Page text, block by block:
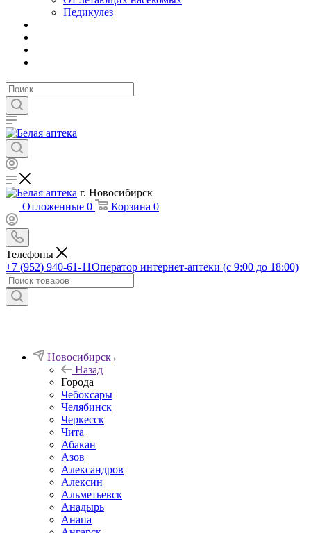
Педикулез
г. Новосибирск
Отложенные 0 Корзина 0
Телефоны
+7 (952) 940-61-11Оператор интернет-аптеки (с 9:00 до 18:00)
Новосибирск
Назад
Города
Чебоксары
Челябинск
Черкесск
Чита
Абакан
Азов
Александров
Алексин
Альметьевск
Анадырь
Анапа